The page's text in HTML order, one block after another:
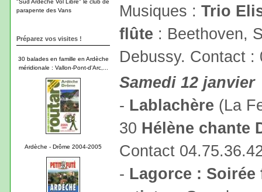
"Sud Ardèche Vol Libre" le club de
parapente des Vans
Préparez vos visites !
30 balades en famille en Ardèche
méridionale : Vallon-Pont-d'Arc,...
Ardèche - Drôme 2004-2005
Musiques : Trio
flûte : Beethoven,
Debussy. Contact :
Samedi 12 janvier
- Lablachère (La
30 Hélène chante
Contact
- Lagorce : Soirée